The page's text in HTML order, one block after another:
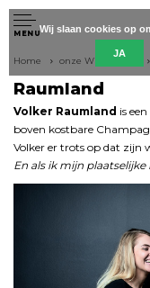
MENU
Home onze Wijnboeren
Raumland
Volker Raumland is
boven kostbare
Volker er trots op dat zijn
En als ik mijn
Wij slaan cookies op
JA